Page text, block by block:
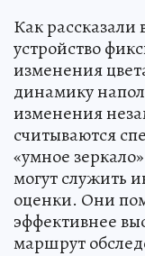
Как рассказали
устройство
изменения
динамику
изменения
считываются
«умное
могут служить
оценки. Они
эффективнее
маршрут